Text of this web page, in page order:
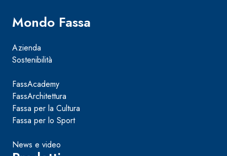
Mondo Fassa
Azienda
Sostenibilità
FassAcademy
FassArchitettura
Fassa per la Cultura
Fassa per lo Sport
News e video